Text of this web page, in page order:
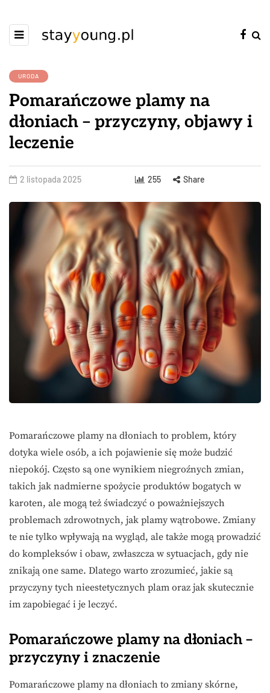
URODA
Pomarańczowe plamy na
dłoniach – przyczyny, objawy i
leczenie
2 listopada 2025 255 Share
Pomarańczowe plamy na dłoniach to problem, który
dotyka wiele osób, a ich pojawienie się może budzić
niepokój. Często są one wynikiem niegroźnych zmian,
takich jak nadmierne spożycie produktów bogatych w
karoten, ale mogą też świadczyć o poważniejszych
problemach zdrowotnych, jak plamy wątrobowe. Zmiany
te nie tylko wpływają na wygląd, ale także mogą prowadzić
do kompleksów i obaw, zwłaszcza w sytuacjach, gdy nie
znikają one same. Dlatego warto zrozumieć, jakie są
przyczyny tych nieestetycznych plam oraz jak skutecznie
im zapobiegać i je leczyć.
Pomarańczowe plamy na dłoniach –
przyczyny i znaczenie
Pomarańczowe plamy na dłoniach to zmiany skórne,